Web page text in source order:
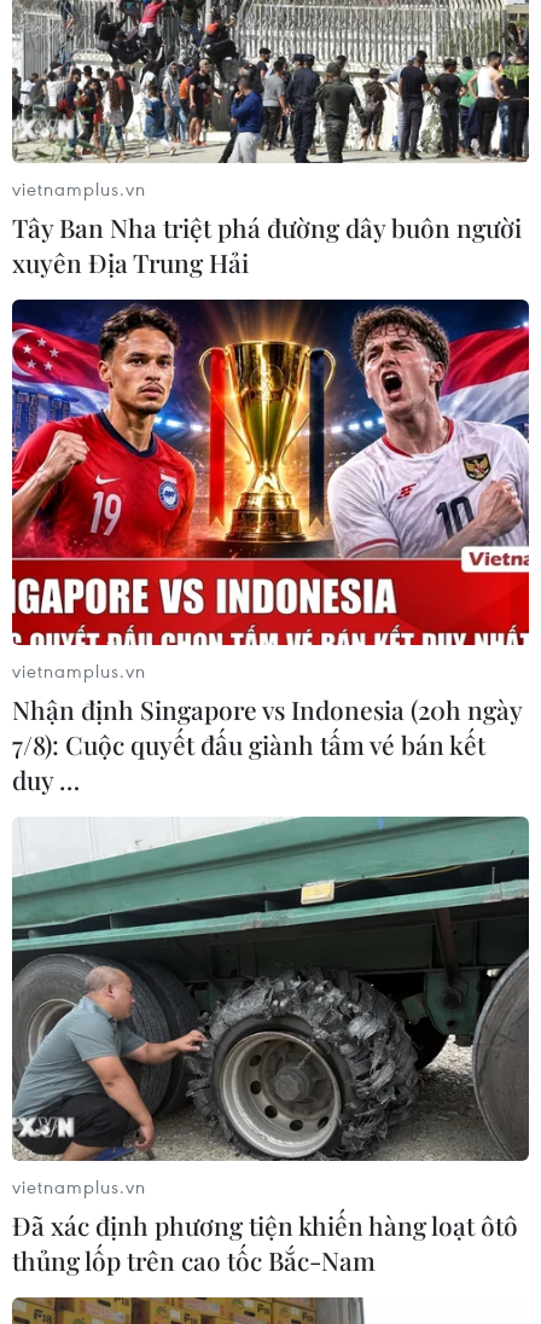
OPEC thỏa hiệp, chấp nhận cho UAE tăng
sản lượng dầu mỏ
14/07/2021 13:31
Theo Boomberg, mức sản lượng dầu cơ bản của UAE
hiện tại là 3,168 triệu thùng/ngày và nước này kiên
quyết nâng lên thành 3,8 triệu thùng/ngày.
Giá dầu thô ngọt nhẹ Mỹ tuần qua giảm
mạnh nhất kể từ tháng Ba
17/07/2021 05:00
Dù tăng nhẹ phiên cuối tuần, giá dầu Brent giảm gần
3% trong cả tuần, đánh dấu tuần giảm thứ ba liên tiếp;
giá dầu WTI giảm gần 4% trong cả tuần, mức giảm
mạnh nhất kể từ tháng Ba.
vietnamplus.vn
Tây Ban Nha triệt phá đường dây buôn người
xuyên Địa Trung Hải
vietnamplus.vn
Nhận định Singapore vs Indonesia (20h ngày
7/8): Cuộc quyết đấu giành tấm vé bán kết
duy …
vietnamplus.vn
Đã xác định phương tiện khiến hàng loạt ôtô
thủng lốp trên cao tốc Bắc-Nam